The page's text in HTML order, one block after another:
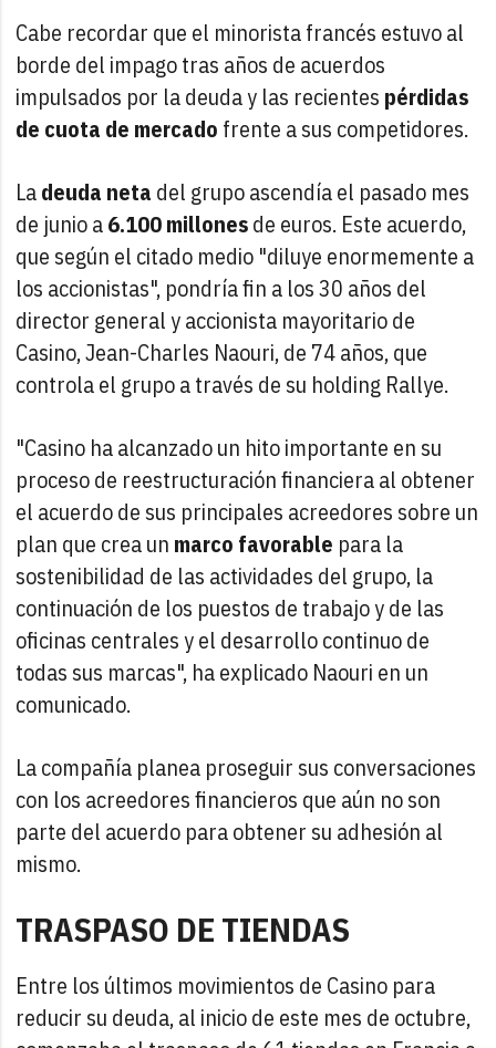
Cabe recordar que el minorista francés estuvo al
borde del impago tras años de acuerdos
impulsados por la deuda y las recientes pérdidas
de cuota de mercado frente a sus competidores.
Ladeuda neta del grupo ascendía el pasado mes
de junio a6.100 millonesde euros. Este acuerdo,
que según el citado medio "diluye enormemente a
los accionistas", pondría fin a los 30 años del
director general y accionista mayoritario de
Casino, Jean-Charles Naouri, de 74 años, que
controla el grupo a través de su holding Rallye.
"Casino ha alcanzado un hito importante en su
proceso de reestructuración financiera al obtener
el acuerdo de sus principales acreedores sobre un
plan que crea un marco favorable para la
sostenibilidad de las actividades del grupo, la
continuación de los puestos de trabajo y de las
oficinas centrales y el desarrollo continuo de
todas sus marcas", ha explicado Naouri en un
comunicado.
La compañía planea proseguir sus conversaciones
con los acreedores financieros que aún no son
parte del acuerdo para obtener su adhesión al
mismo.
TRASPASO DE TIENDAS
Entre los últimos movimientos de Casino para
reducir su deuda, al inicio de este mes de octubre,